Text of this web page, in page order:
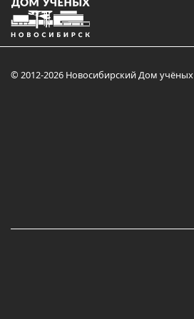
© 2012-2026 Новосибирский Дом учёных